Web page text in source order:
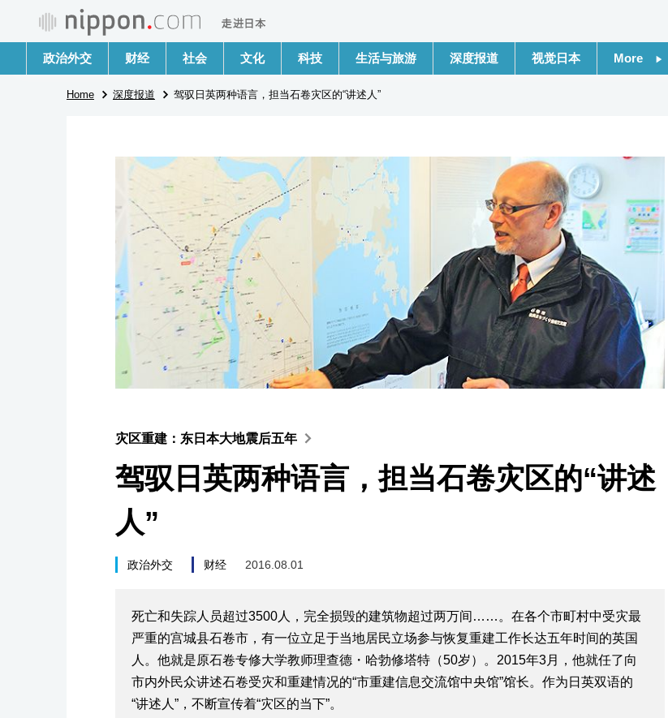
政治外交 财经 社会 文化 科技 生活与旅游 深度报道 视觉日本 More
日本一瞥
东京
编辑部通知
Home 深度报道 驾驭日英两种语言，担当石卷灾区的“讲述人”
灾区重建：东日本大地震后五年
驾驭日英两种语言，担当石卷灾区的“讲述
人”
政治外交 财经 2016.08.01
死亡和失踪人员超过3500人，完全损毁的建筑物超过两万间……。在各个市町村中受灾最
严重的宫城县石卷市，有一位立足于当地居民立场参与恢复重建工作长达五年时间的英国
人。他就是原石卷专修大学教师理查德・哈勃修塔特（50岁）。2015年3月，他就任了向
市内外民众讲述石卷受灾和重建情况的“市重建信息交流馆中央馆”馆长。作为日英双语的
“讲述人”，不断宣传着“灾区的当下”。